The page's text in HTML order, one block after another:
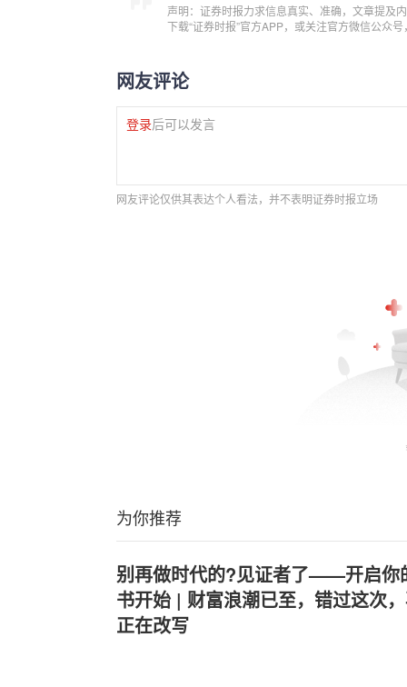
声明：证券时报力求信息真实、准确，文章提及
下载“证券时报”官方APP，或关注官方微信公众
网友评论
登录后可以发言
网友评论仅供其表达个人看法，并不表明证券时报立场
为你推荐
别再做时代的?见证者了——开启你
书开始 | 财富浪潮已至，错过这次
正在改写